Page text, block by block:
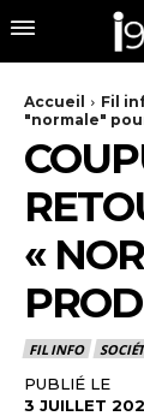
Accueil Fil
"normale"
«
FIL INFO
PUBLIÉ LE
3 JUILLET